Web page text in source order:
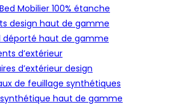
Mobilier 100% étanche
design haut de gamme
déporté haut de gamme
d’extérieur
d’extérieur design
de feuillage synthétiques
haut de gamme